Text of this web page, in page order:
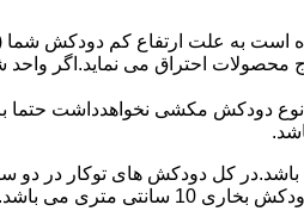
احتراق می نماید.اگر واحد
دودکش مکشی نخواهدداشت حتما
سانتی متری می باشد به عبارت دیگر قطر دودکش داخل کار این ابعاد می باشد.برای اینکه